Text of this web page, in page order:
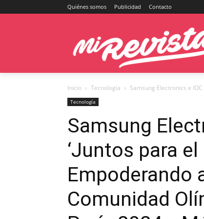
Quiénes somos Publicidad Contacto
Inicio Tecnología Samsung Electronics e
Tecnología
Samsung
‘Juntos para
Empoderando
Comunidad